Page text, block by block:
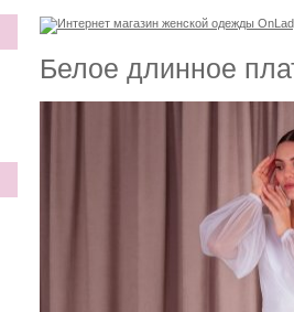
Белое длинное